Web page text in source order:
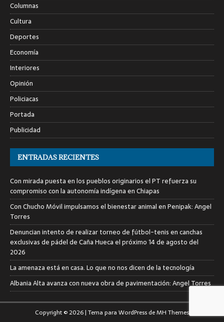
Columnas
Cultura
Deportes
Economía
Interiores
Opinión
Policiacas
Portada
Publicidad
ENTRADAS RECIENTES
Con mirada puesta en los pueblos originarios el PT refuerza su
compromiso con la autonomía indígena en Chiapas
Con Chucho Móvil impulsamos el bienestar animal en Penipak: Angel
Torres
Denuncian intento de realizar torneo de fútbol-tenis en canchas
exclusivas de pádel de Caña Hueca el próximo 14 de agosto del
2026
La amenaza está en casa. Lo que no nos dicen de la tecnología
Albania Alta avanza con nueva obra de pavimentación: Angel Torres
Copyright © 2026 | Tema para WordPress deMH Themes